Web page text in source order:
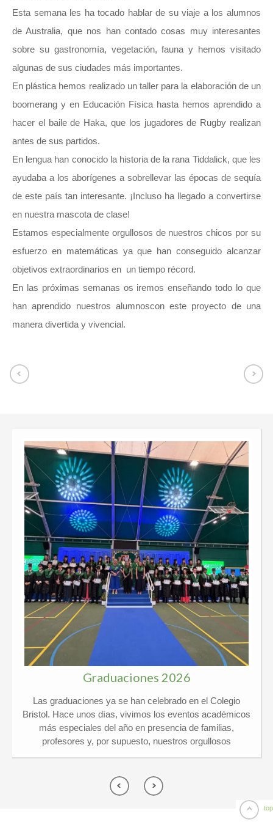
Esta semana les ha tocado hablar de su viaje a los alumnos
de Australia, que nos han contado cosas muy interesantes
sobre su gastronomía, vegetación, fauna y hemos visitado
algunas de sus ciudades más importantes.
En plástica hemos realizado un taller para la elaboración de un
boomerang y en Educación Física hasta hemos aprendido a
hacer el baile de Haka, que los jugadores de Rugby realizan
antes de sus partidos.
En lengua han conocido la historia de la rana Tiddalick, que les
ayudaba a los aborígenes a sobrellevar las épocas de sequía
de este país tan interesante. ¡Incluso ha llegado a convertirse
en nuestra mascota de clase!
Estamos especialmente orgullosos de nuestros chicos por su
esfuerzo en matemáticas ya que han conseguido alcanzar
objetivos extraordinarios en un tiempo récord.
En las próximas semanas os iremos enseñando todo lo que
han aprendido nuestros alumnoscon este proyecto de una
manera divertida y vivencial.
Graduaciones 2026
Las graduaciones ya se han celebrado en el Colegio
Bristol. Hace unos días, vivimos los eventos académicos
más especiales del año en presencia de familias,
profesores y, por supuesto, nuestros orgullosos
emocionante en el Colegio Privado Bristol, ¡y por partida
doble! Celebramos juntos las graduaciones de
top